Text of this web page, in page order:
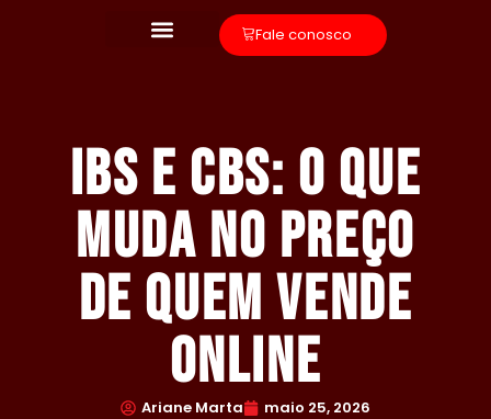
Fale conosco
IBS e CBS: o que
muda no preço
de quem vende
online
Ariane Marta maio 25, 2026